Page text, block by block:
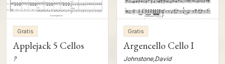
Gratis
Applejack 5 Cellos
?
Gratis
Argencello Cello I
Johnstone,David